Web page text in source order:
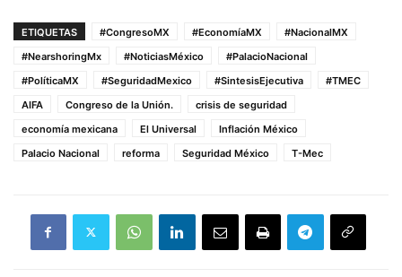
ETIQUETAS #CongresoMX #EconomíaMX
#NacionalMX
#NearshoringMx
#NoticiasMéxico
#PalacioNacional
#PolíticaMX
#SeguridadMexico #SintesisEjecutiva
#TMEC
AIFA
Congreso de la Unión.
crisis de seguridad
economía mexicana
El Universal
Inflación México
Palacio Nacional
reforma Seguridad México T-Mec